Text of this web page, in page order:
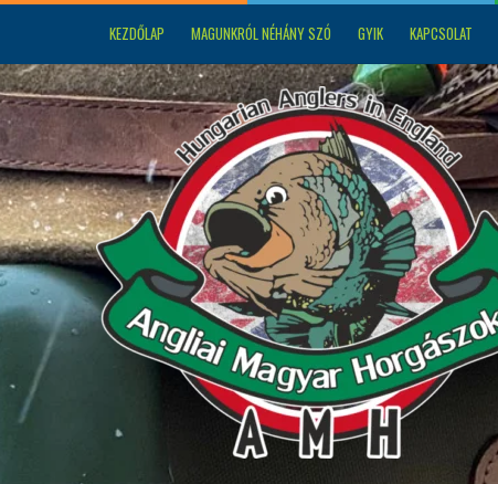
KEZDŐLAP MAGUNKRÓL NÉHÁNY SZÓ GYIK KAPCSOLAT